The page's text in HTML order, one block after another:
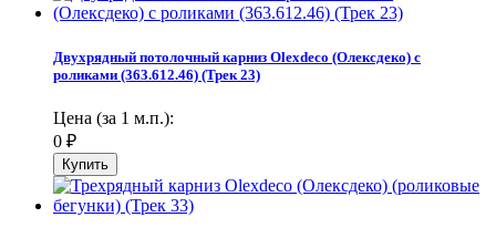
Двухрядный потолочный карниз Olexdeco (Олексдеко) c
роликами (363.612.46) (Трек 23)
Цена (за 1 м.п.):
0 ₽